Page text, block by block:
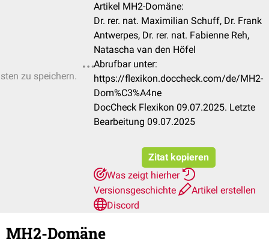
zu speichern.
Artikel MH2-Domäne:
Dr. rer. nat. Maximilian Schuff, Dr. Frank
Antwerpes, Dr. rer. nat. Fabienne Reh,
Natascha van den Höfel
Abrufbar unter:
https://flexikon.doccheck.com/de/MH2-
Dom%C3%A4ne
DocCheck Flexikon 09.07.2025. Letzte
Bearbeitung 09.07.2025
Zitat kopieren
Was zeigt hierher
Versionsgeschichte
Artikel erstellen
Discord
MH2-Domäne